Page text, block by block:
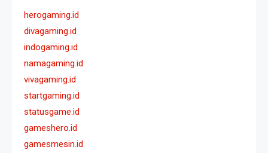
herogaming.id
divagaming.id
indogaming.id
namagaming.id
vivagaming.id
startgaming.id
statusgame.id
gameshero.id
gamesmesin.id